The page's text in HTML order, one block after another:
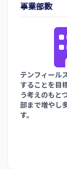
事業部数
テンフィール
することを目
う考えのもと
部まで増やし
す。